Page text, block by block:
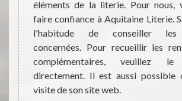
vous
de
prix
éléments de la literie. Pour nous,
faire confiance à Aquitaine Literie.
l'habitude de conseiller les
concernées. Pour recueillir les
complémentaires, veuillez le
directement. Il est aussi possible
visite de son site web.